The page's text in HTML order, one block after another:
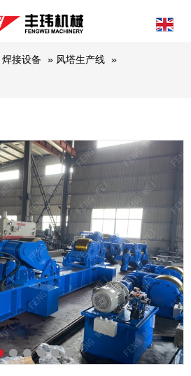
焊接设备 » 风塔生产线 »